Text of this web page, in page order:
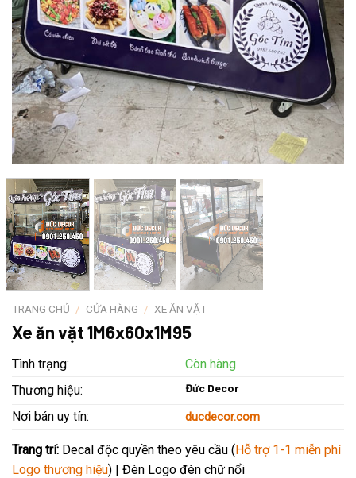
TRANG CHỦ / CỬA HÀNG / XE ĂN VẶT
Xe ăn vặt 1M6x60x1M95
Tình trạng:
Còn hàng
Thương hiệu:
Đức Decor
Nơi bán uy tín: ducdecor.com
Trang trí: Decal độc quyền theo yêu cầu (Hỗ trợ 1-1 miễn phí
Logo thương hiệu) | Đèn Logo đèn chữ nổi